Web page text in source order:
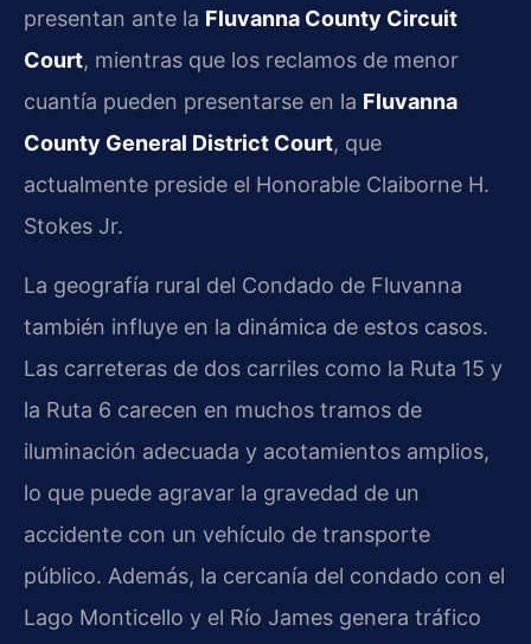
presentan ante la Fluvanna County Circuit
Court, mientras que los reclamos de menor
cuantía pueden presentarse en la Fluvanna
County General District Court, que
actualmente preside el Honorable Claiborne H.
Stokes Jr.
La geografía rural del Condado de Fluvanna
también influye en la dinámica de estos casos.
Las carreteras de dos carriles como la Ruta 15 y
la Ruta 6 carecen en muchos tramos de
iluminación adecuada y acotamientos amplios,
lo que puede agravar la gravedad de un
accidente con un vehículo de transporte
público. Además, la cercanía del condado con el
Lago Monticello y el Río James genera tráfico